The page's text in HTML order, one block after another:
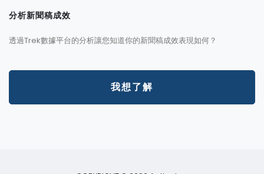
分析新聞稿成效
透過Trek數據平台的分析讓您知道你的新聞稿成效表現如何？
我想了解